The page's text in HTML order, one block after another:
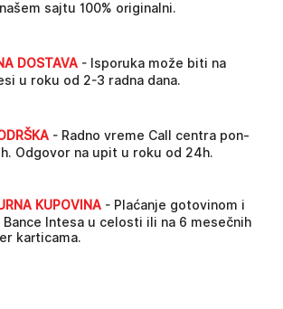
sajtu 100% originalni.
DOSTAVA - Isporuka može biti na
u roku od 2-3 radna dana.
- Radno vreme Call centra pon-
Odgovor na upit u roku od 24h.
KUPOVINA - Plaćanje gotovinom i
Bance Intesa u celosti ili na 6 mesečnih
karticama.